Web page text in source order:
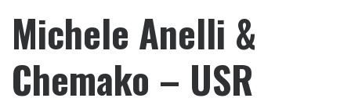
Michele Anelli &
Chemako – USR